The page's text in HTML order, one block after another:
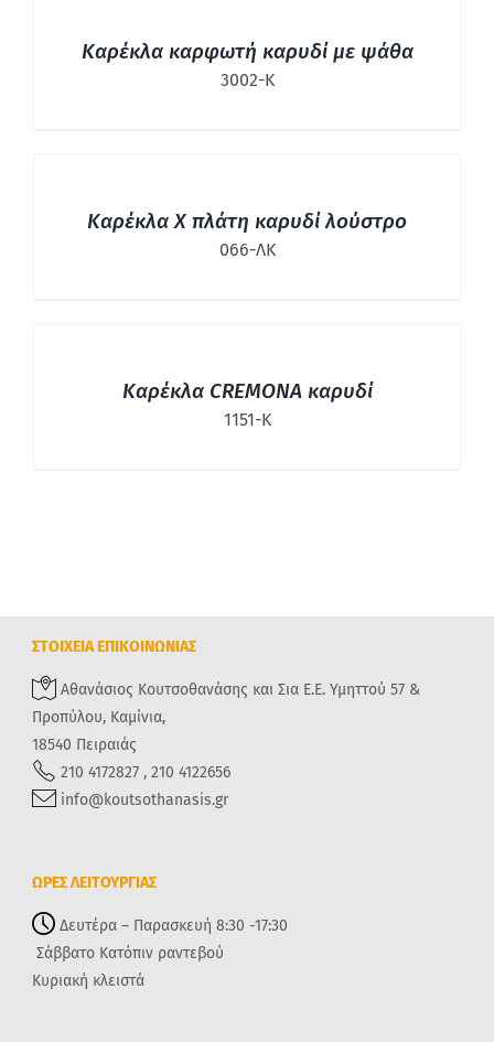
Καρέκλα καρφωτή καρυδί με ψάθα
3002-Κ
Καρέκλα Χ πλάτη καρυδί λούστρο
066-ΛΚ
Καρέκλα CREMONA καρυδί
1151-Κ
ΣΤΟΙΧΕΙΑ ΕΠΙΚΟΙΝΩΝΙΑΣ
Αθανάσιος Κουτσοθανάσης και Σια Ε.Ε. Υμηττού 57 &
Προπύλου, Καμίνια,
18540 Πειραιάς
210 4172827 , 210 4122656
info@koutsothanasis.gr
ΩΡΕΣ ΛΕΙΤΟΥΡΓΙΑΣ
Δευτέρα – Παρασκευή 8:30 -17:30
Σάββατο Κατόπιν ραντεβού
Κυριακή κλειστά